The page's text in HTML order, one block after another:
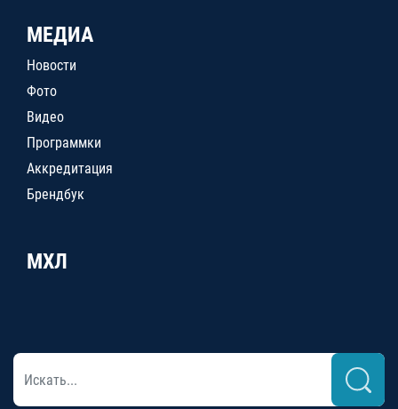
МЕДИА
Новости
Фото
Видео
Программки
Аккредитация
Брендбук
МХЛ